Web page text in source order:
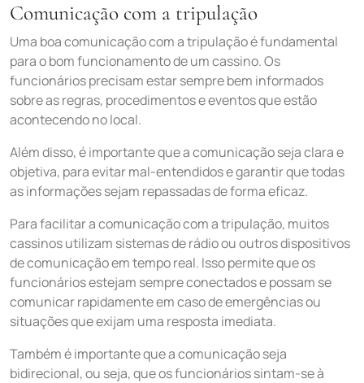
Comunicação com a tripulação
Uma boa comunicação com a tripulação é fundamental
para o bom funcionamento de um cassino. Os
funcionários precisam estar sempre bem informados
sobre as regras, procedimentos e eventos que estão
acontecendo no local.
Além disso, é importante que a comunicação seja clara e
objetiva, para evitar mal-entendidos e garantir que todas
as informações sejam repassadas de forma eficaz.
Para facilitar a comunicação com a tripulação, muitos
cassinos utilizam sistemas de rádio ou outros dispositivos
de comunicação em tempo real. Isso permite que os
funcionários estejam sempre conectados e possam se
comunicar rapidamente em caso de emergências ou
situações que exijam uma resposta imediata.
Também é importante que a comunicação seja
bidirecional, ou seja, que os funcionários sintam-se à